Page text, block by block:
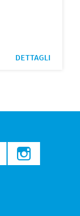
DETTAGLI